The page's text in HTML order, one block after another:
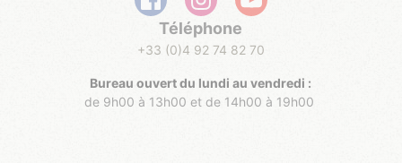
Téléphone
+33 (0)4 92 74 82 70
Bureau ouvert du lundi au vendredi :
de 9h00 à 13h00 et de 14h00 à 19h00